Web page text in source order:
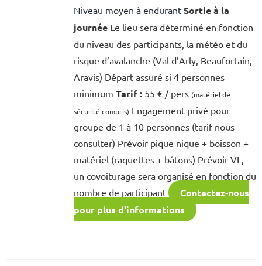
Niveau moyen à endurant Sortie à la
journéeLe lieu sera déterminé en fonction
du niveau des participants, la météo et du
risque d’avalanche (Val d’Arly, Beaufortain,
Aravis) Départ assuré si 4 personnes
minimum Tarif :55 € / pers (matériel de
sécurité compris) Engagement privé pour
groupe de 1 à 10 personnes (tarif nous
consulter) Prévoir pique nique + boisson +
matériel (raquettes + bâtons) Prévoir VL,
un covoiturage sera organisé en fonction du
nombre de participant
Contactez-nous
pour plus d'informations